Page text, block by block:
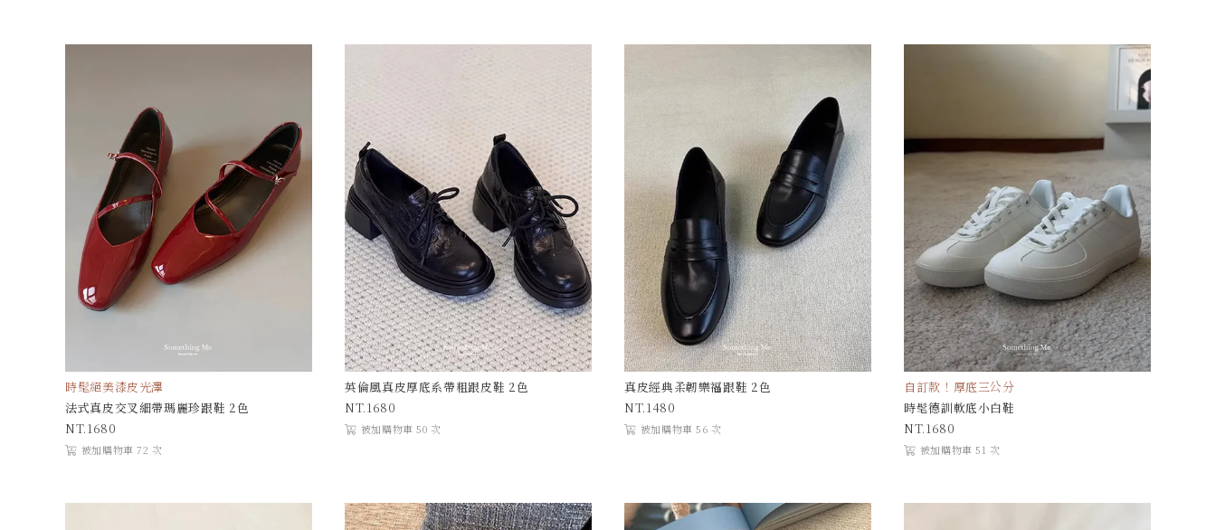
時髦絕美漆皮光澤
法式真皮交叉細帶瑪麗珍跟鞋 2色
1680
被加購物車 72 次
英倫風真皮厚底系帶粗跟皮鞋 2色
1680
被加購物車 50 次
真皮經典柔韌樂福跟鞋 2色
1480
被加購物車 56 次
自訂款！厚底三公分
時髦德訓軟底小白鞋
1680
被加購物車 51 次